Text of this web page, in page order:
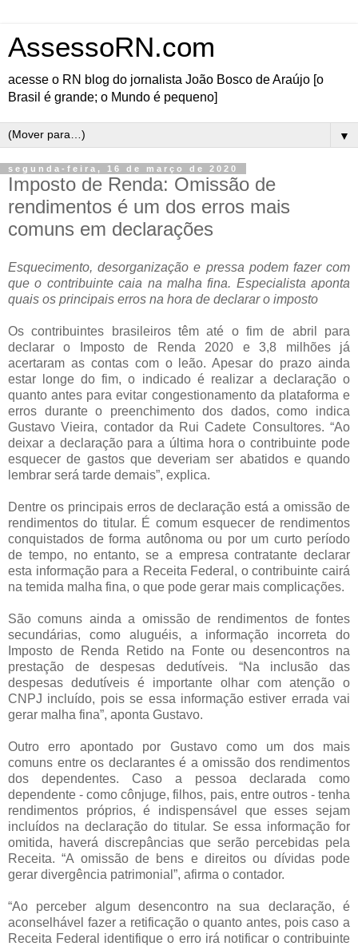
AssessoRN.com
acesse o RN blog do jornalista João Bosco de Araújo [o
Brasil é grande; o Mundo é pequeno]
▼
segunda-feira, 16 de março de 2020
Imposto de Renda: Omissão de
rendimentos é um dos erros mais
comuns em declarações
Esquecimento, desorganização e pressa podem fazer com
que o contribuinte caia na malha fina. Especialista aponta
quais os principais erros na hora de declarar o imposto
Os contribuintes brasileiros têm até o fim de abril para
declarar o Imposto de Renda 2020 e 3,8 milhões já
acertaram as contas com o leão. Apesar do prazo ainda
estar longe do fim, o indicado é realizar a declaração o
quanto antes para evitar congestionamento da plataforma e
erros durante o preenchimento dos dados, como indica
Gustavo Vieira, contador da Rui Cadete Consultores. “Ao
deixar a declaração para a última hora o contribuinte pode
esquecer de gastos que deveriam ser abatidos e quando
lembrar será tarde demais”, explica.
Dentre os principais erros de declaração está a omissão de
rendimentos do titular. É comum esquecer de rendimentos
conquistados de forma autônoma ou por um curto período
de tempo, no entanto, se a empresa contratante declarar
esta informação para a Receita Federal, o contribuinte cairá
na temida malha fina, o que pode gerar mais complicações.
São comuns ainda a omissão de rendimentos de fontes
secundárias, como aluguéis, a informação incorreta do
Imposto de Renda Retido na Fonte ou desencontros na
prestação de despesas dedutíveis. “Na inclusão das
despesas dedutíveis é importante olhar com atenção o
CNPJ incluído, pois se essa informação estiver errada vai
gerar malha fina”, aponta Gustavo.
Outro erro apontado por Gustavo como um dos mais
comuns entre os declarantes é a omissão dos rendimentos
dos dependentes. Caso a pessoa declarada como
dependente - como cônjuge, filhos, pais, entre outros - tenha
rendimentos próprios, é indispensável que esses sejam
incluídos na declaração do titular. Se essa informação for
omitida, haverá discrepâncias que serão percebidas pela
Receita. “A omissão de bens e direitos ou dívidas pode
gerar divergência patrimonial”, afirma o contador.
“Ao perceber algum desencontro na sua declaração, é
aconselhável fazer a retificação o quanto antes, pois caso a
Receita Federal identifique o erro irá notificar o contribuinte